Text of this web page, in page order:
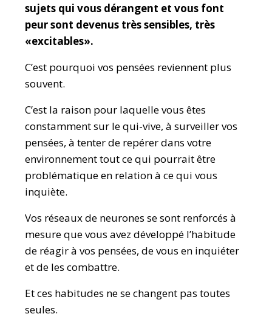
sujets qui vous dérangent et vous font
peur sont devenus très sensibles, très
«excitables».
C’est pourquoi vos pensées reviennent plus
souvent.
C’est la raison pour laquelle vous êtes
constamment sur le qui-vive, à surveiller vos
pensées, à tenter de repérer dans votre
environnement tout ce qui pourrait être
problématique en relation à ce qui vous
inquiète.
Vos réseaux de neurones se sont renforcés à
mesure que vous avez développé l’habitude
de réagir à vos pensées, de vous en inquiéter
et de les combattre.
Et ces habitudes ne se changent pas toutes
seules.